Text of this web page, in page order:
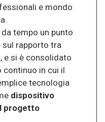
e mondo
tempo un punto
rapporto tra
e si è consolidato
in cui il
tecnologia
dispositivo
progetto